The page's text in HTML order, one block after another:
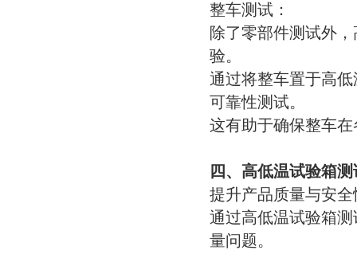
整车测试：
除了零部件测试外
验。
通过将整车置于高
可靠性测试。
这有助于确保整车
四、高低温试验箱
提升产品质量与安全
通过高低温试验箱
量问题。